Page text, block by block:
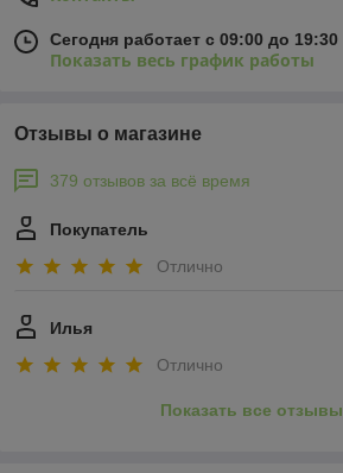
Сегодня работает с 09:00 до 19:30
Показать весь график работы
Отзывы о магазине
379 отзывов за всё время
Покупатель
Отлично
Илья
Отлично
Показать все отзывы